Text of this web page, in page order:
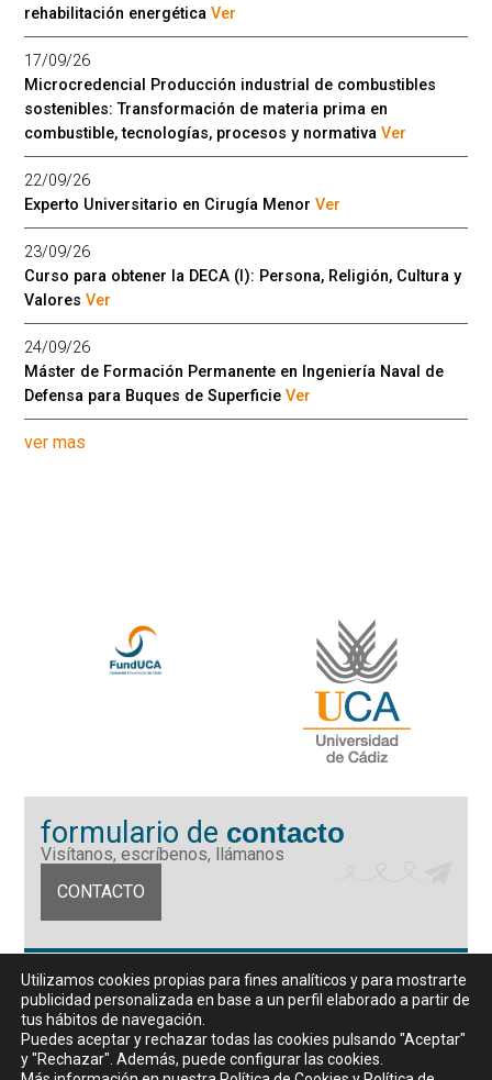
rehabilitación energéticaVer
17/09/26
Microcredencial Producción industrial de combustibles
sostenibles: Transformación de materia prima en
combustible, tecnologías, procesos y normativaVer
22/09/26
Experto Universitario en Cirugía MenorVer
23/09/26
Curso para obtener la DECA (I): Persona, Religión, Cultura y
ValoresVer
24/09/26
Máster de Formación Permanente en Ingeniería Naval de
Defensa para Buques de SuperficieVer
ver mas
formulario de contacto
Visítanos, escríbenos, llámanos
CONTACTO
Fundación Universidad de Cádiz
Calle Ancha 10 (Edificio José Pérez Llorca), CP. 11001, Cádiz
CIF: G11442167
956 07 03 70 / 72
Horario de atención al público
Utilizamos cookies propias para fines analíticos y para mostrarte
publicidad personalizada en base a un perfil elaborado a partir de
tus hábitos de navegación.
Puedes aceptar y rechazar todas las cookies pulsando "Aceptar"
y "Rechazar". Además, puede configurar las cookies.